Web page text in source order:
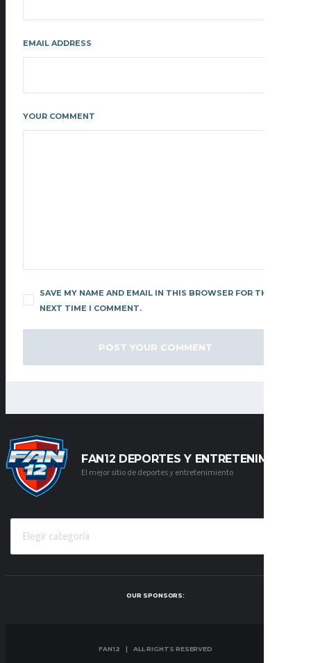
EMAIL ADDRESS
YOUR COMMENT
SAVE MY NAME AND EMAIL IN THIS BROWSER FOR THE
NEXT TIME I COMMENT.
FAN12 DEPORTES Y ENTRETENIMIENTO
El mejor sitio de deportes y entretenimiento
OUR SPONSORS:
FAN12 | ALL RIGHTS RESERVED